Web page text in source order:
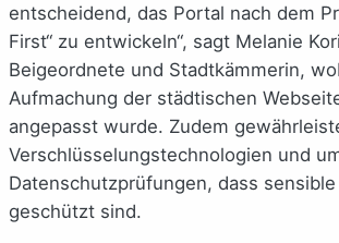
entscheidend, das Portal nach dem
First“ zu entwickeln“, sagt Melanie
Beigeordnete und Stadtkämmerin,
Aufmachung der städtischen
angepasst wurde. Zudem
Verschlüsselungstechnologien und
Datenschutzprüfungen, dass
geschützt sind.